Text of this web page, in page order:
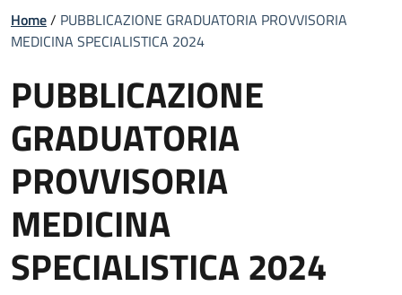
Home/ PUBBLICAZIONE GRADUATORIA PROVVISORIA
MEDICINA SPECIALISTICA 2024
PUBBLICAZIONE
GRADUATORIA
PROVVISORIA
MEDICINA
SPECIALISTICA 2024